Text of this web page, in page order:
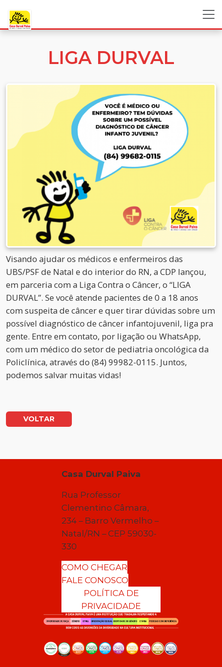
LIGA DURVAL
Visando ajudar os médicos e enfermeiros das
UBS/PSF de Natal e do interior do RN, a CDP lançou,
em parceria com a Liga Contra o Câncer, o “LIGA
DURVAL”. Se você atende pacientes de 0 a 18 anos
com suspeita de câncer e quer tirar dúvidas sobre um
possível diagnóstico de câncer infantojuvenil, liga pra
gente. Entre em contato, por ligação ou WhatsApp,
com um médico do setor de pediatria oncológica da
Policlínica, através do (84) 99982-0115. Juntos,
podemos salvar muitas vidas!
VOLTAR
Casa Durval Paiva
Rua Professor
Clementino Câmara,
234 – Barro Vermelho –
Natal/RN – CEP 59030-
330
COMO CHEGAR
FALE CONOSCO
POLÍTICA DE
PRIVACIDADE